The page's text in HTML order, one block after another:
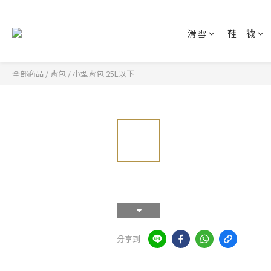
滑雪 鞋│襪
全部商品 / 背包 /小型背包 25L以下
分享到